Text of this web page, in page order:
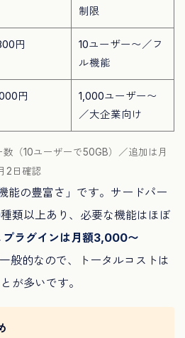
制限
円
10ユーザー〜／フ
ル機能
円
1,000ユーザー〜
／大企業向け
（10ユーザーで50GB）／追加は月
2日確認
能の豊富さ」です。サードパー
類以上あり、必要な機能はほぼ
プラグインは月額3,000〜
般的なので、トータルコストは
が多いです。